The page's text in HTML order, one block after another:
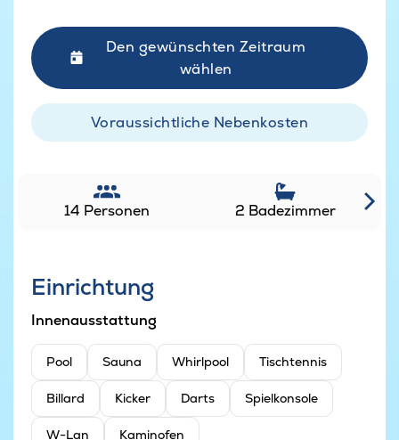
Den gewünschten Zeitraum
wählen
Voraussichtliche Nebenkosten
14 Personen 2 Badezimmer
Einrichtung
Innenausstattung
Pool Sauna Whirlpool Tischtennis
Billard Kicker Darts Spielkonsole
W-Lan Kaminofen